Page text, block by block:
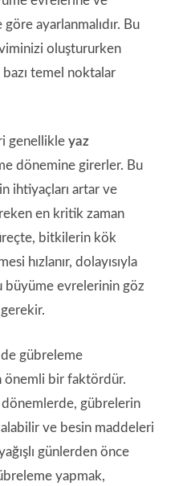
ayarlanmalıdır. Bu
oluştururken
temel noktalar
genellikle yaz
dönemine girerler. Bu
ihtiyaçları artar ve
en kritik zaman
bitkilerin kök
hızlanır, dolayısıyla
büyüme evrelerinin göz
de gübreleme
önemli bir faktördür.
dönemlerde, gübrelerin
ve besin maddeleri
günlerden önce
yapmak,